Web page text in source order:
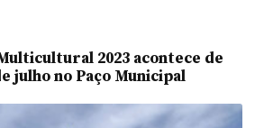
2023 acontece de
julho no Paço Municipal